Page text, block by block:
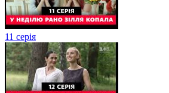
11 серія